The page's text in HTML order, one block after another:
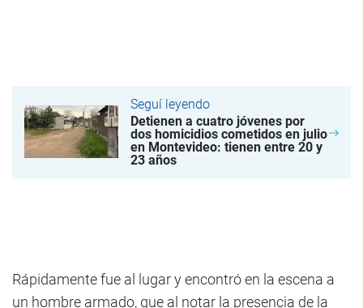
Seguí leyendo
Detienen a cuatro jóvenes por
dos homicidios cometidos en julio
en Montevideo: tienen entre 20 y
23 años
Rápidamente fue al lugar y encontró en la escena a
un hombre armado, que al notar la presencia de la